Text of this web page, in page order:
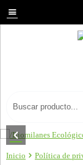
Inicio Política de